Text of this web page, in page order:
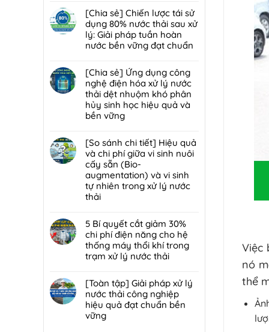
lọc:
Xử
lý
mùi
trung
chuyển
rác
hiệu
quả,
chuẩn
2026
xử
lý
bùn
thải
hại:
Ép
bùn
khung
bản
hay
bùn
ly
tâm
tối
ưu
hơn
nhà
máy
quy
mô
vừa?
có
bình
luận
ở
Giải
7
lỗi
phổ
biến
khiến
đốt
rác
nhanh
hỏng
và
cách
bảo
định
kỳ
từ
chuyên
DCI
[Chia sẻ] Chiến lược tái sử
dụng 80% nước thải sau xử
lý: Giải pháp tuần hoàn
nước bền vững đạt chuẩn
có
bình
luận
ở
[Chia
sẻ]
lược
tái
sử
dụng
80%
nước
sau
xử
lý:
Giải
pháp
hoàn
nước
bền
vững
[Chia sẻ] Ứng dụng công
nghệ điện hóa xử lý nước
thải dệt nhuộm khó phân
hủy sinh học hiệu quả và
bền vững
có
bình
luận
ở
[Chia
sẻ]
Ứng
công
nghệ
điện
hóa
lý
nước
thải
dệt
nhuộm
[So sánh chi tiết] Hiệu quả
và chi phí giữa vi sinh nuôi
cấy sẵn (Bio-
augmentation) và vi sinh
tự nhiên trong xử lý nước
thải
có
bình
luận
ở
[So
chi
tiết]
Hiệu
quả
5 Bí quyết cắt giảm 30%
chi phí điện năng cho hệ
thống máy thổi khí trong
trạm xử lý nước thải
có
bình
luận
ở
[Toàn tập] Giải pháp xử lý
nước thải công nghiệp
hiệu quả đạt chuẩn bền
vững
Việc
nó
thể